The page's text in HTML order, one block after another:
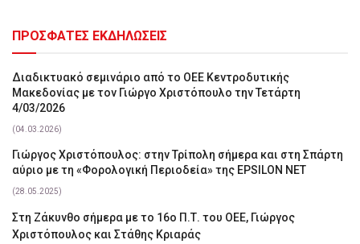
ΠΡΟΣΦΑΤΕΣ ΕΚΔΗΛΩΣΕΙΣ
Διαδικτυακό σεμινάριο από το ΟΕΕ Κεντροδυτικής
Μακεδονίας με τον Γιώργο Χριστόπουλο την Τετάρτη
4/03/2026
(04.03.2026)
Γιώργος Χριστόπουλος: στην Τρίπολη σήμερα και στη Σπάρτη
αύριο με τη «Φορολογική Περιοδεία» της EPSILON NET
(28.05.2025)
Στη Ζάκυνθο σήμερα με το 16ο Π.Τ. του ΟΕΕ, Γιώργος
Χριστόπουλος και Στάθης Κριαράς